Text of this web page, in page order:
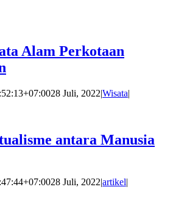
Alam Perkotaan
28 Juli, 2022|Wisata|
antara Manusia
28 Juli, 2022|artikel|